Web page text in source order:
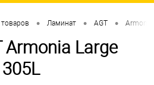
товаров • Ламинат • AGT • Armonia
Large